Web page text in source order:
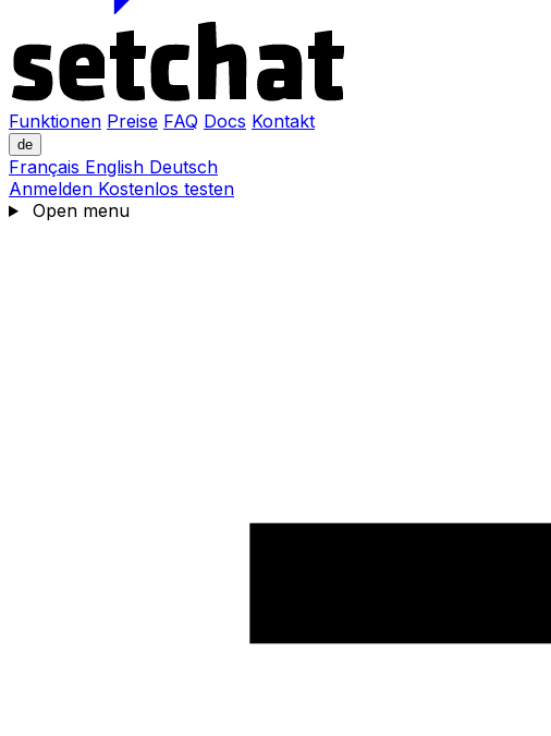
Funktionen Preise FAQ Docs Kontakt
de
Français English Deutsch
Anmelden Kostenlos testen
Open menu